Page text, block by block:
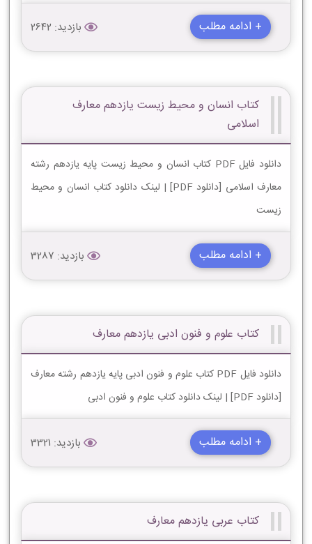
+ ادامه مطلب بازدید: 2642
کتاب انسان و محیط زیست یازدهم معارف
اسلامی
دانلود فایل PDF کتاب انسان و محیط زیست پایه یازدهم رشته
معارف اسلامی [دانلود PDF] | لینک دانلود کتاب انسان و محیط
زیست
+ ادامه مطلب بازدید: 3287
کتاب علوم و فنون ادبی یازدهم معارف
دانلود فایل PDF کتاب علوم و فنون ادبی پایه یازدهم رشته معارف
[دانلود PDF] | لینک دانلود کتاب علوم و فنون ادبی
+ ادامه مطلب بازدید: 3321
کتاب عربی یازدهم معارف